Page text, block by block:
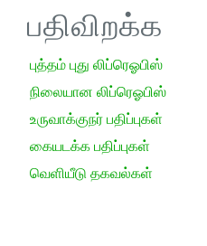
பதிவிறக்க
புத்தம் புது லிப்ரெஓபிஸ்
நிலையான லிப்ரெஓபிஸ்
உருவாக்குநர் பதிப்புகள்
கையடக்க பதிப்புகள்
வெளியீடு தகவல்கள்